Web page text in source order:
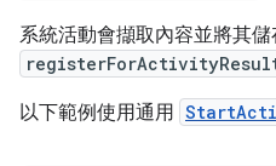
系統活動會擷取內容並將其
以下範例使用通用